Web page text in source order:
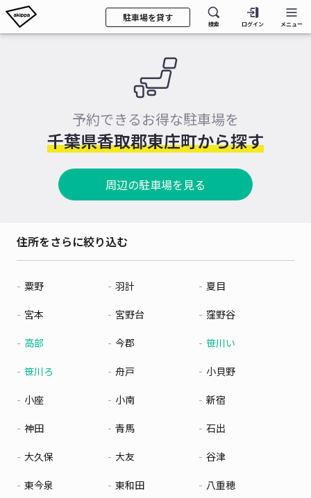
駐車場を貸す
検索 ログイン メニュー
予約できるお得な駐車場を
千葉県香取郡東庄町から探す
周辺の駐車場を見る
住所をさらに絞り込む
粟野 羽計 夏目
宮本 宮野台 窪野谷
高部 今郡 笹川い
笹川ろ 舟戸 小貝野
小座 小南 新宿
神田 青馬 石出
大久保 大友 谷津
東今泉 東和田 八重穂